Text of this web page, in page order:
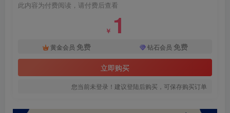
此内容为付费阅读，请付费后查看
￥ 1
黄金会员 免费 钻石会员 免费
立即购买
您当前未登录！建议登陆后购买，可保存购买订单